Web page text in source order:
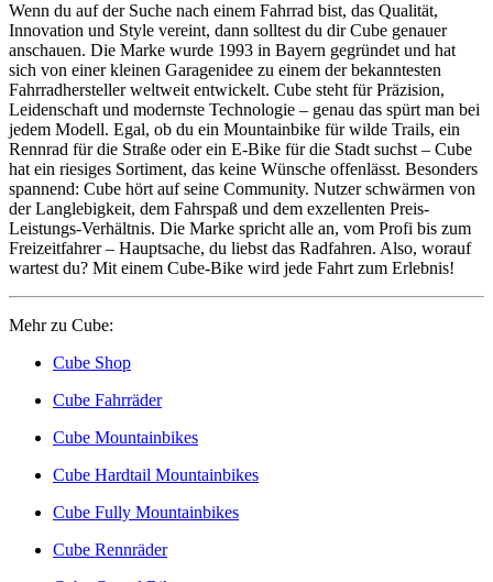
Wenn du auf der Suche nach einem Fahrrad bist, das Qualität,
Innovation und Style vereint, dann solltest du dir Cube genauer
anschauen. Die Marke wurde 1993 in Bayern gegründet und hat
sich von einer kleinen Garagenidee zu einem der bekanntesten
Fahrradhersteller weltweit entwickelt. Cube steht für Präzision,
Leidenschaft und modernste Technologie – genau das spürt man bei
jedem Modell. Egal, ob du ein Mountainbike für wilde Trails, ein
Rennrad für die Straße oder ein E-Bike für die Stadt suchst – Cube
hat ein riesiges Sortiment, das keine Wünsche offenlässt. Besonders
spannend: Cube hört auf seine Community. Nutzer schwärmen von
der Langlebigkeit, dem Fahrspaß und dem exzellenten Preis-
Leistungs-Verhältnis. Die Marke spricht alle an, vom Profi bis zum
Freizeitfahrer – Hauptsache, du liebst das Radfahren. Also, worauf
wartest du? Mit einem Cube-Bike wird jede Fahrt zum Erlebnis!
Mehr zu Cube:
Cube Shop
Cube Fahrräder
Cube Mountainbikes
Cube Hardtail Mountainbikes
Cube Fully Mountainbikes
Cube Rennräder